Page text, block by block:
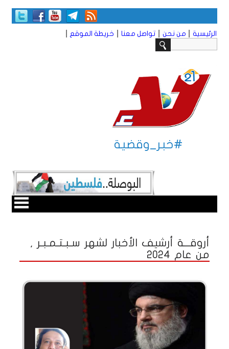
الرئيسية من نحن تواصل معنا خريطة الموقع
#خبر_وقضية
أروقـــة أرشيف الأخبار لشهر سـبـتـمـبـر ,
من عام 2024